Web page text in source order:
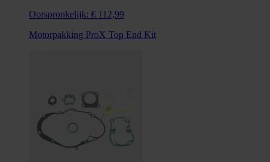
Oorspronkelijk: € 112,99
Motorpakking ProX Top End Kit